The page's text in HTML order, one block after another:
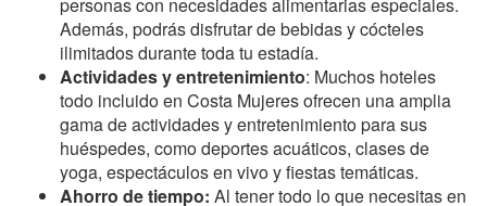
personas con necesidades alimentarias especiales.
Además, podrás disfrutar de bebidas y cócteles
ilimitados durante toda tu estadía.
Actividades y entretenimiento: Muchos hoteles
todo incluido en Costa Mujeres ofrecen una amplia
gama de actividades y entretenimiento para sus
huéspedes, como deportes acuáticos, clases de
yoga, espectáculos en vivo y fiestas temáticas.
Ahorro de tiempo: Al tener todo lo que necesitas en